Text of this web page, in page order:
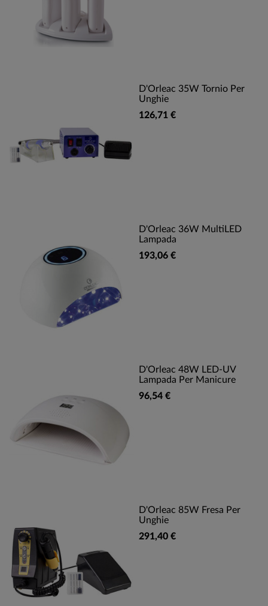
D'Orleac 35W Tornio Per
Unghie
126,71 €
D'Orleac 36W MultiLED
Lampada
193,06 €
D'Orleac 48W LED-UV
Lampada Per Manicure
96,54 €
D'Orleac 85W Fresa Per
Unghie
291,40 €